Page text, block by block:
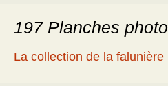
197 Planches
La collection de la falunière